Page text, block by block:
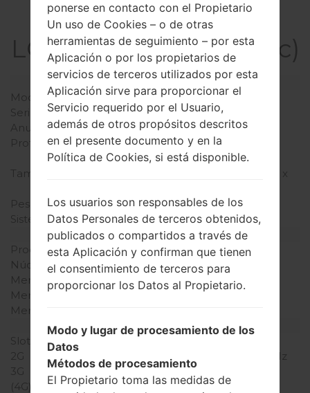
La especificación
LGMG220c(LGMG220c)
Modelo y sus características
Modelo
LGMG220c
Serie
LG Others
Anunciado
2006
Profundidad
21.5 milímetros (0.84
pulgadas)
Tamaño (dimensiones)
86 x 45 milímetros (3.38 x
Peso
78 gramos (2.75 onzas)
Sistema de operación
-
Hardware
Procesador
-
Núcleos de UCP
-
Memoria RAM
-
Memoria interna
Memoria externa
Red y Datos
Slot de tarjeta
2G
GSM 900/1800/1900 MHz
3G
-
(4G) LTE
-
ponerse en contacto con el Propietario
Un uso de Cookies – o de otras
herramientas de seguimiento – por esta
Aplicación o por los propietarios de
servicios de terceros utilizados por esta
Aplicación sirve para proporcionar el
Servicio requerido por el Usuario,
además de otros propósitos descritos
en el presente documento y en la
Política de Cookies, si está disponible.
Los usuarios son responsables de los
Datos Personales de terceros obtenidos,
publicados o compartidos a través de
esta Aplicación y confirman que tienen
el consentimiento de terceros para
proporcionar los Datos al Propietario.
Modo y lugar de procesamiento de los
Datos
Métodos de procesamiento
El Propietario toma las medidas de